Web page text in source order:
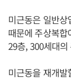
미근동은 일반
때문에 주상복
29층, 300세대
미근동을 재개